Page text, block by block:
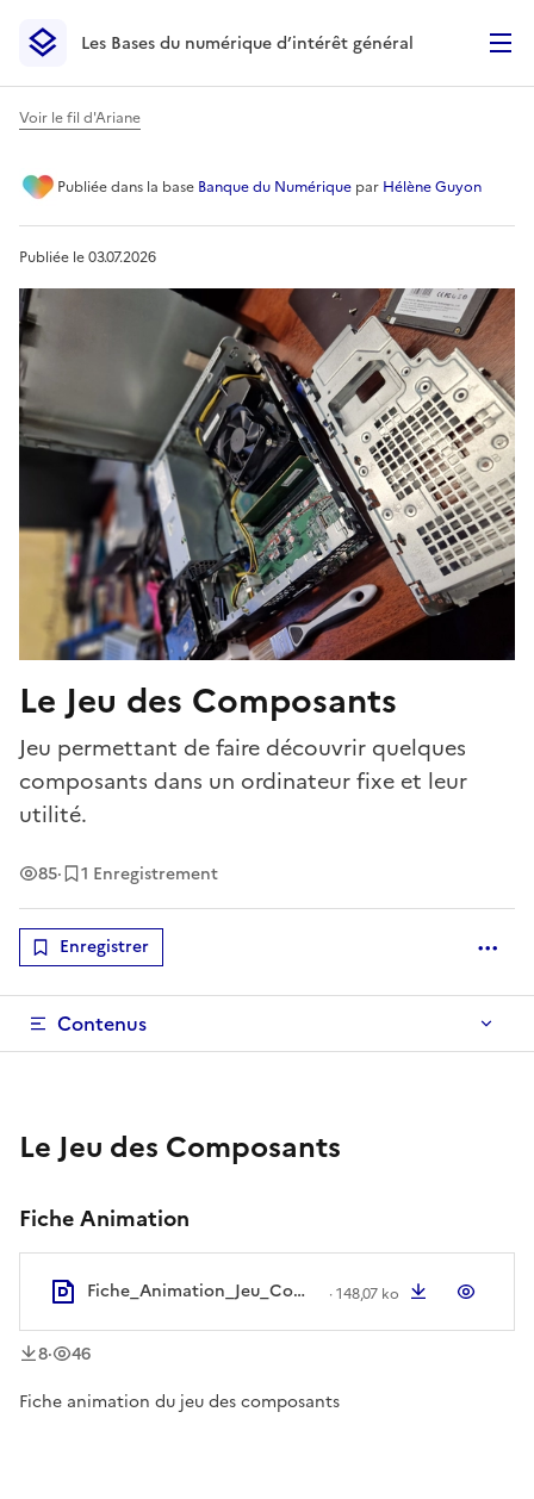
Les Bases du numérique d’intérêt général- Retour à la
Les Bases du numérique d’intérêt général
Voir le fil d'Ariane
Le Jeu des Composants
Publiéedans la base Banque du Numérique par Hélène Guyon
Publiée le03.07.2026
Le Jeu des Composants
Jeu permettant de faire découvrir quelques
composants dans un ordinateur fixe et leur
utilité.
85Vues
· 1 Enregistrement
Enregistrer
Contenus
Le Jeu des Composants
Fiche Animation
Fiche_Animation_Jeu_Composants_PC_ABN.pdf ·148,07 ko Télécharger
8
téléchargement
· 46
vues
Fiche animation du jeu des composants